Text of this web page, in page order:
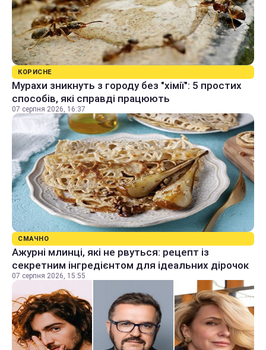
КОРИСНЕ
Мурахи зникнуть з городу без "хімії": 5 простих
способів, які справді працюють
07 серпня 2026, 16:37
СМАЧНО
Ажурні млинці, які не рвуться: рецепт із
секретним інгредієнтом для ідеальних дірочок
07 серпня 2026, 15:55